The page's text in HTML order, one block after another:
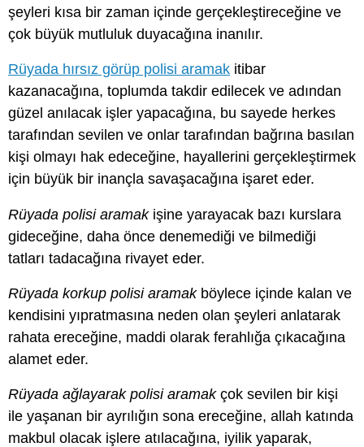
şeyleri kısa bir zaman içinde gerçekleştireceğine ve
çok büyük mutluluk duyacağına inanılır.
Rüyada hırsız görüp polisi aramak itibar
kazanacağına, toplumda takdir edilecek ve adından
güzel anılacak işler yapacağına, bu sayede herkes
tarafından sevilen ve onlar tarafından bağrına basılan
kişi olmayı hak edeceğine, hayallerini gerçekleştirmek
için büyük bir inançla savaşacağına işaret eder.
Rüyada polisi aramakişine yarayacak bazı kurslara
gideceğine, daha önce denemediği ve bilmediği
tatları tadacağına rivayet eder.
Rüyada korkup polisi aramakböylece içinde kalan ve
kendisini yıpratmasına neden olan şeyleri anlatarak
rahata ereceğine, maddi olarak ferahlığa çıkacağına
alamet eder.
Rüyada ağlayarak polisi aramakçok sevilen bir kişi
ile yaşanan bir ayrılığın sona ereceğine, allah katında
makbul olacak işlere atılacağına, iyilik yaparak,